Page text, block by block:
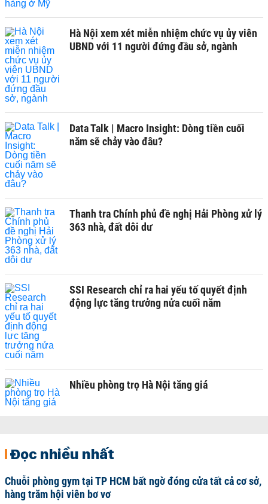
Hà Nội xem xét miễn nhiệm chức vụ ủy viên
UBND với 11 người đứng đầu sở, ngành
Data Talk | Macro Insight: Dòng tiền cuối
năm sẽ chảy vào đâu?
Thanh tra Chính phủ đề nghị Hải Phòng xử lý
363 nhà, đất dôi dư
SSI Research chỉ ra hai yếu tố quyết định
động lực tăng trưởng nửa cuối năm
Nhiều phòng trọ Hà Nội tăng giá
Đọc nhiều nhất
Chuỗi phòng gym tại TP HCM bất ngờ đóng cửa tất cả cơ sở,
hàng trăm hội viên bơ vơ